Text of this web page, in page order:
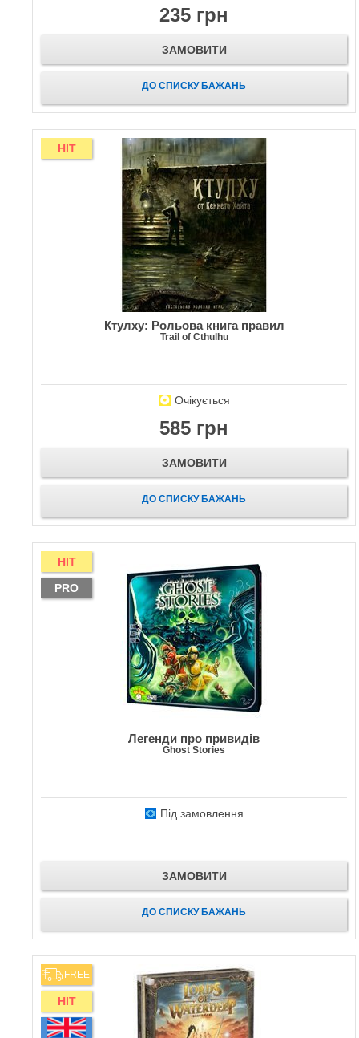
235 грн
ЗАМОВИТИ
ДО СПИСКУ БАЖАНЬ
HIT
Ктулху: Рольова книга правил
Trail of Cthulhu
Очікується
585 грн
ЗАМОВИТИ
ДО СПИСКУ БАЖАНЬ
HIT
PRO
Легенди про привидів
Ghost Stories
Під замовлення
ЗАМОВИТИ
ДО СПИСКУ БАЖАНЬ
FREE
HIT